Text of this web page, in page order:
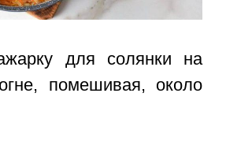
для солянки на
помешивая, около